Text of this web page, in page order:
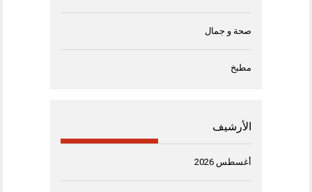
صحة و جمال
مطبخ
الأرشيف
أغسطس 2026